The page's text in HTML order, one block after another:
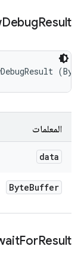
DebugResult
المعلمات
data
ByteBuffer
ForResult